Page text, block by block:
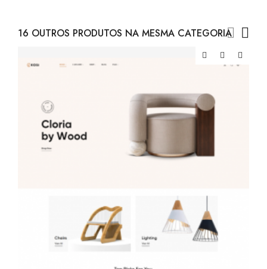
16 OUTROS PRODUTOS NA MESMA CATEGORIA